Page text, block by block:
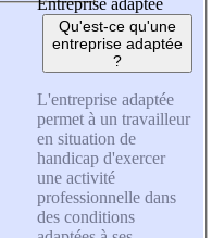
Entreprise adaptée
Qu'est-ce qu'une
entreprise adaptée
?
L'entreprise adaptée
permet à un travailleur
en situation de
handicap d'exercer
une activité
professionnelle dans
des conditions